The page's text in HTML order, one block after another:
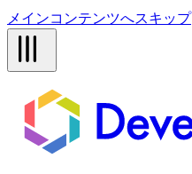
メインコンテンツへスキップ